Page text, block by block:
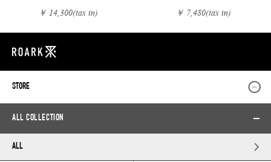
￥ 14,300(tax in) ￥ 7,480(tax in)
STORE
ALL COLLECTION
ALL